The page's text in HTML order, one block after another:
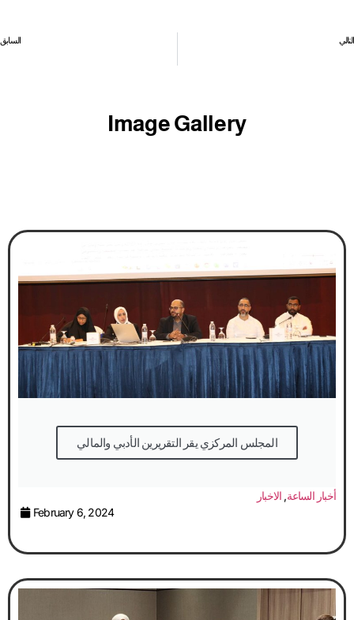
السابق التالي
Image Gallery
المجلس المركزي يقر التقريرين الأدبي والمالي
أخبار الساعة, الاخبار
February 6, 2024